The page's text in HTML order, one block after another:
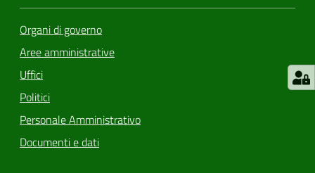
Organi di governo
Aree amministrative
Uffici
Politici
Personale Amministrativo
Documenti e dati